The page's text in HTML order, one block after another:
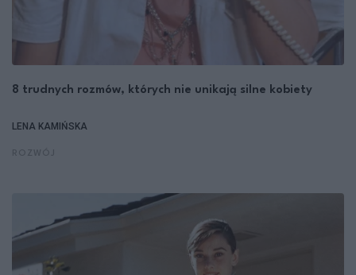
8 trudnych rozmów, których nie unikają silne kobiety
LENA KAMIŃSKA